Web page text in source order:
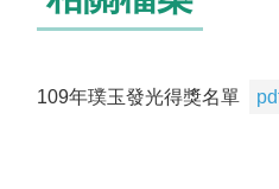
109年璞玉發光得獎名單